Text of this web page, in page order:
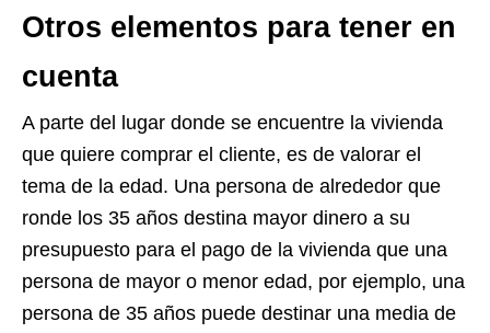
Otros elementos para tener en
cuenta
A parte del lugar donde se encuentre la vivienda
que quiere comprar el cliente, es de valorar el
tema de la edad. Una persona de alrededor que
ronde los 35 años destina mayor dinero a su
presupuesto para el pago de la vivienda que una
persona de mayor o menor edad, por ejemplo, una
persona de 35 años puede destinar una media de